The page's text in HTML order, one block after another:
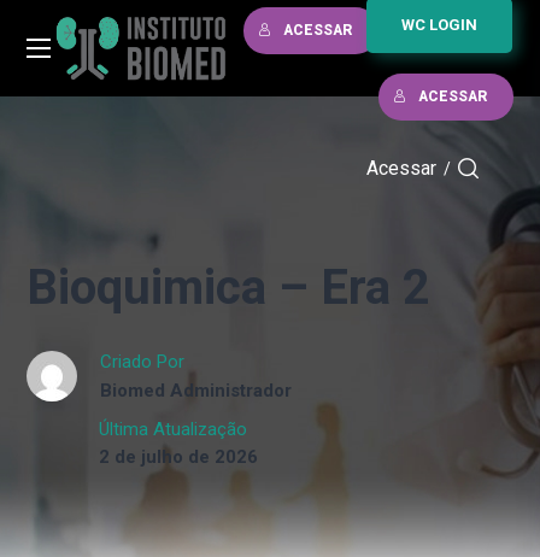
ACESSAR WC LOGIN
ACESSAR
Acessar /
Bioquimica – Era 2
Criado Por
Biomed Administrador
Última Atualização
2 de julho de 2026